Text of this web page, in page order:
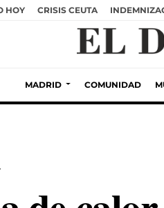
HOY CRISIS CEUTA
MADRID COMUNIDAD